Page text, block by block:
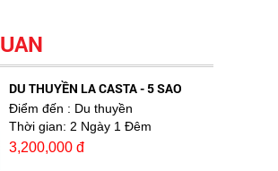
DU THUYỀN LA CASTA - 5 SAO
Điểm đến : Du thuyền
Thời gian: 2 Ngày 1 Đêm
3,200,000 đ